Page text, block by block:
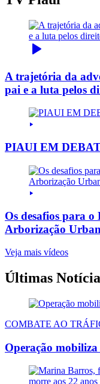
A trajetória da
pai e a luta pelos
PIAUI EM
Os desafios para
Arborização
Veja mais vídeos
Últimas
COMBATE AO
Operação